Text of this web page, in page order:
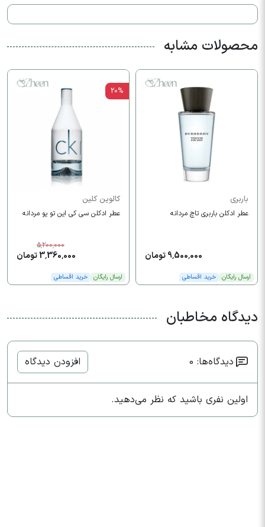
محصولات مشابه
باربری
عطر ادکلن باربری تاچ مردانه
9,500,000 تومان
ارسال رایگان خرید اقساطی
20%
کالوین کلین
عطر ادکلن سی کی این تو یو مردانه
5,200,000
3,360,000 تومان
ارسال رایگان خرید اقساطی
دیدگاه مخاطبان
دیدگاه‌ها: 0 افزودن دیدگاه
اولین نفری باشید که نظر می‌دهید.